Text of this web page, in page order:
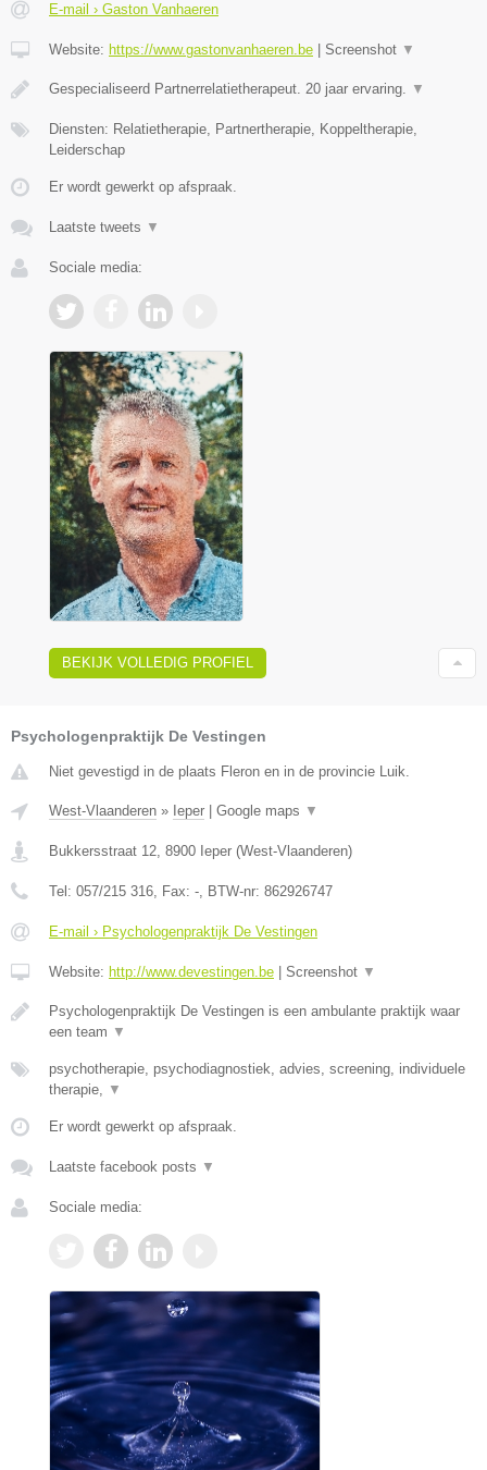
E-mail › Gaston Vanhaeren
Website: https://www.gastonvanhaeren.be Screenshot ▼
Gespecialiseerd Partnerrelatietherapeut. 20 jaar ervaring. ▼
Diensten: Relatietherapie, Partnertherapie, Koppeltherapie,
Leiderschap
Er wordt gewerkt op afspraak.
Laatste tweets ▼
Sociale media:
BEKIJK VOLLEDIG PROFIEL
Psychologenpraktijk De Vestingen
Niet gevestigd in de plaats Fleron en in de provincie Luik.
West-Vlaanderen » Ieper Google maps ▼
Bukkersstraat 12, 8900 Ieper (West-Vlaanderen)
Tel: 057/215 316, Fax: -, BTW-nr: 862926747
E-mail › Psychologenpraktijk De Vestingen
Website: http://www.devestingen.be Screenshot ▼
Psychologenpraktijk De Vestingen is een ambulante praktijk waar
een team ▼
psychotherapie, psychodiagnostiek, advies, screening, individuele
therapie, ▼
Er wordt gewerkt op afspraak.
Laatste facebook posts ▼
Sociale media: